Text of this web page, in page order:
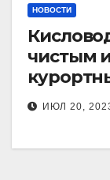
НОВОСТИ
чистым
ИЮЛ 20,